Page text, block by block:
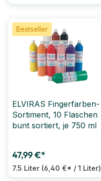
Bestseller
ELVIRAS Fingerfarben-
Sortiment, 10 Flaschen
bunt sortiert, je 750 ml
47,99 €*
7.5 Liter (6,40 €* / 1 Liter)